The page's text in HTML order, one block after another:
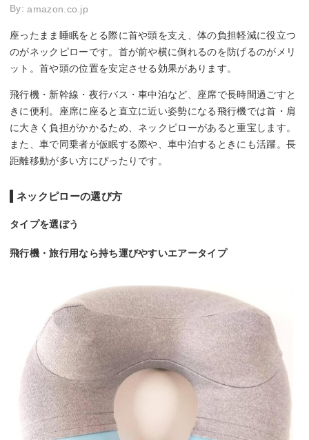
By:amazon.co.jp
座ったまま睡眠をとる際に首や頭を支え、体の負担軽減に役立つ
のがネックピローです。首が前や横に倒れるのを防げるのがメリ
ット。首や頭の位置を安定させる効果があります。
飛行機・新幹線・夜行バス・車中泊など、座席で長時間過ごすと
きに便利。座席に座ると直立に近い姿勢になる飛行機では首・肩
に大きく負担がかかるため、ネックピローがあると重宝します。
また、車で同乗者が仮眠する際や、車中泊するときにも活躍。長
距離移動が多い方にぴったりです。
ネックピローの選び方
タイプを選ぼう
飛行機・旅行用なら持ち運びやすいエアータイプ